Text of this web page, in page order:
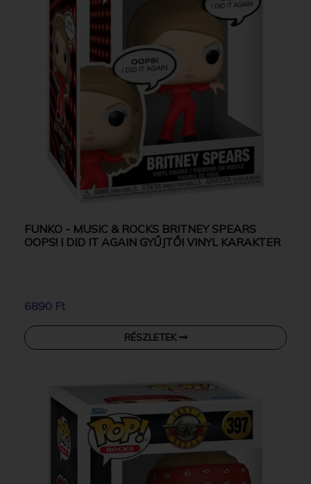
FUNKO - MUSIC & ROCKS BRITNEY SPEARS
OOPS! I DID IT AGAIN GYŰJTŐI VINYL KARAKTER
6890 Ft
RÉSZLETEK